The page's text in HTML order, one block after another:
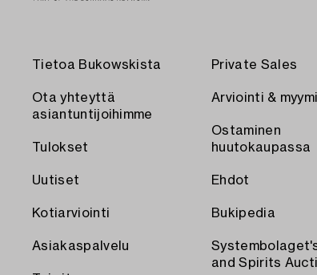
Tietoa Bukowskista
Ota yhteyttä
asiantuntijoihimme
Tulokset
Uutiset
Kotiarviointi
Asiakaspalvelu
Private Sales
Arviointi &
Ostaminen
huutokaupassa
Ehdot
Bukipedia
and Spirits